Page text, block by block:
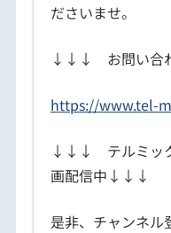
ださいませ。
↓↓↓ お問い合
https://www.tel-
↓↓↓ テルミック
画配信中↓↓↓
是非、チャンネ